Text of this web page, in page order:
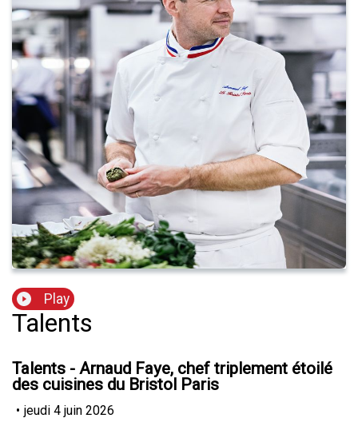
Play
Talents
Talents - Arnaud Faye, chef triplement étoilé
des cuisines du Bristol Paris
• jeudi 4 juin 2026